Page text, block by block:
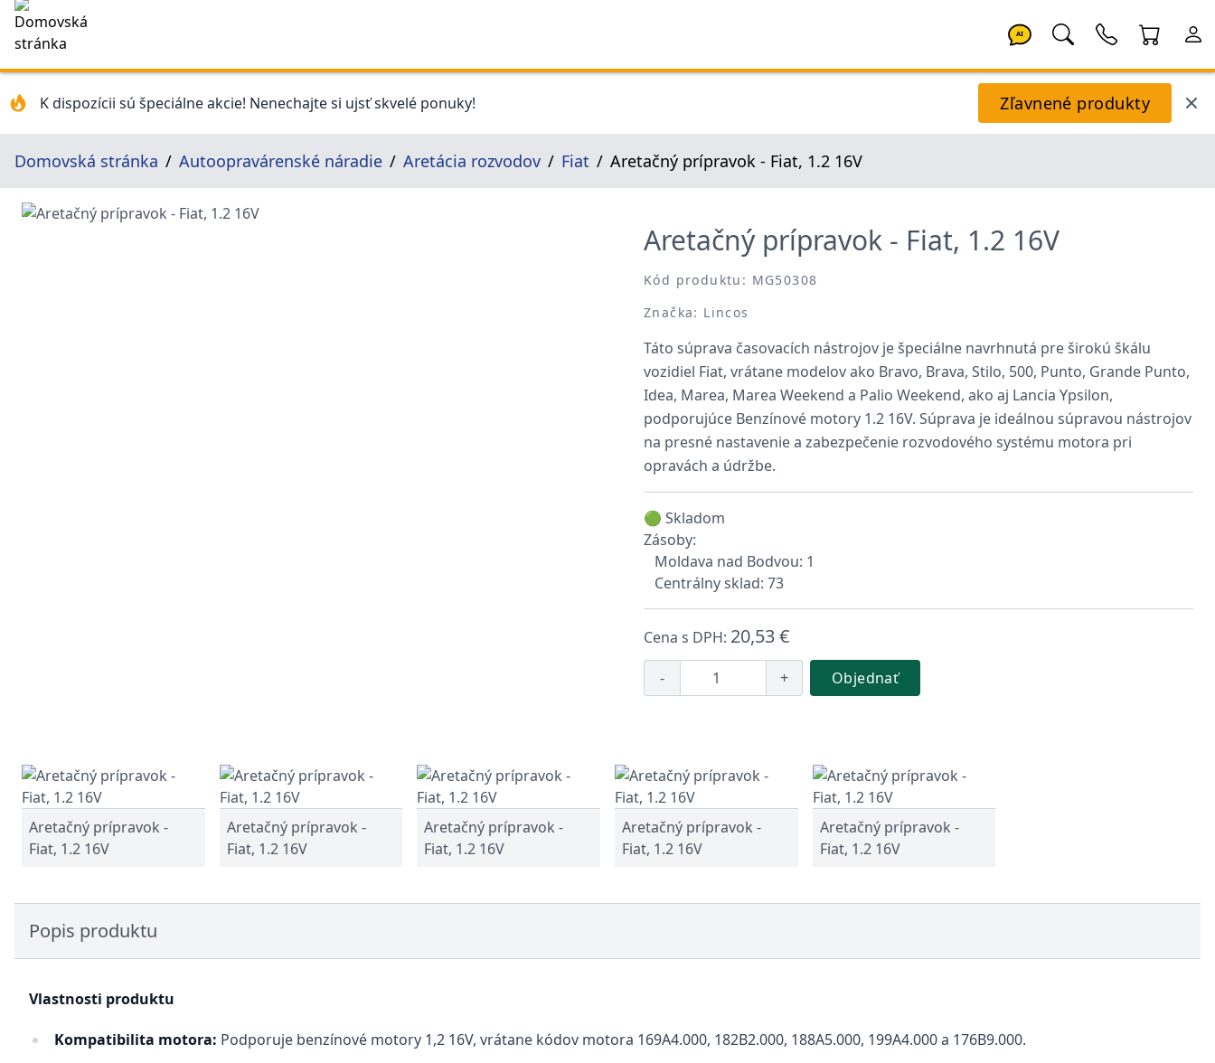
AI
K dispozícii sú špeciálne akcie! Nenechajte si ujsť skvelé ponuky! Zľavnené produkty
Domovská stránka Autoopravárenské náradie Aretácia rozvodov Fiat Aretačný prípravok - Fiat, 1.2 16V
Aretačný prípravok - Fiat, 1.2 16V
Kód produktu: MG50308
Značka: Lincos
Táto súprava časovacích nástrojov je špeciálne navrhnutá pre širokú škálu
vozidiel Fiat, vrátane modelov ako Bravo, Brava, Stilo, 500, Punto, Grande Punto,
Idea, Marea, Marea Weekend a Palio Weekend, ako aj Lancia Ypsilon,
podporujúce Benzínové motory 1.2 16V. Súprava je ideálnou súpravou nástrojov
na presné nastavenie a zabezpečenie rozvodového systému motora pri
opravách a údržbe.
🟢 Skladom
Zásoby:
Moldava nad Bodvou: 1
Centrálny sklad: 73
Cena s DPH: 20,53 €
- + Objednať
Aretačný prípravok -
Fiat, 1.2 16V
Aretačný prípravok -
Fiat, 1.2 16V
Aretačný prípravok -
Fiat, 1.2 16V
Aretačný prípravok -
Fiat, 1.2 16V
Aretačný prípravok -
Fiat, 1.2 16V
Popis produktu
Vlastnosti produktu
Kompatibilita motora: Podporuje benzínové motory 1,2 16V, vrátane kódov motora 169A4.000, 182B2.000, 188A5.000, 199A4.000 a 176B9.000.